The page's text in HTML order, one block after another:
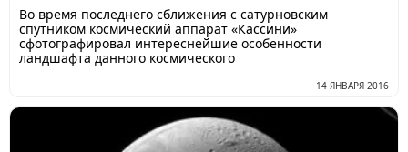
Во время последнего сближения с сатурновским
спутником космический аппарат «Кассини»
сфотографировал интереснейшие особенности
ландшафта данного космического
14 ЯНВАРЯ 2016